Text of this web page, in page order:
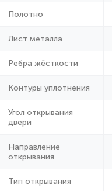
Полотно
Лист металла
Ребра жёсткости
Контуры уплотнения
Угол открывания
двери
Направление
открывания
Тип открывания